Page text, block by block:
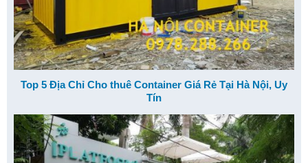
Top 5 Địa Chỉ Cho thuê Container Giá Rẻ Tại Hà Nội, Uy
Tín